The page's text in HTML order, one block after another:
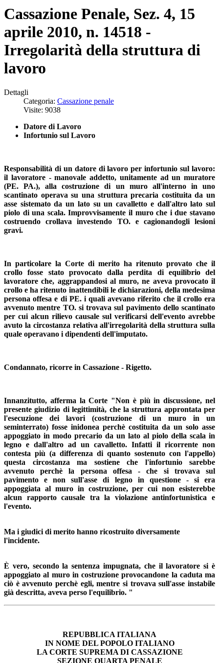
Cassazione Penale, Sez. 4, 15
aprile 2010, n. 14518 -
Irregolarità della struttura di
lavoro
Dettagli
Categoria: Cassazione penale
Visite: 9038
Datore di Lavoro
Infortunio sul Lavoro
Responsabilità di un datore di lavoro per infortunio sul lavoro:
il lavoratore - manovale addetto, unitamente ad un muratore
(PE. PA.), alla costruzione di un muro all'interno in uno
scantinato operava su una struttura precaria costituita da un
asse sistemato da un lato su un cavalletto e dall'altro lato sul
piolo di una scala. Improvvisamente il muro che i due stavano
costruendo crollava investendo TO. e cagionandogli lesioni
gravi.
In particolare la Corte di merito ha ritenuto provato che il
crollo fosse stato provocato dalla perdita di equilibrio del
lavoratore che, aggrappandosi al muro, ne aveva provocato il
crollo e ha ritenuto inattendibili le dichiarazioni, della medesima
persona offesa e di PE. i quali avevano riferito che il crollo era
avvenuto mentre TO. si trovava sul pavimento dello scantinato
per cui alcun rilievo causale sul verificarsi dell'evento avrebbe
avuto la circostanza relativa all'irregolarità della struttura sulla
quale operavano i dipendenti dell'imputato.
Condannato, ricorre in Cassazione - Rigetto.
Innanzitutto, afferma la Corte "Non è più in discussione, nel
presente giudizio di legittimità, che la struttura approntata per
l'esecuzione dei lavori (costruzione di un muro in un
seminterrato) fosse inidonea perchè costituita da un solo asse
appoggiato in modo precario da un lato al piolo della scala in
legno e dall'altro ad un cavalletto. Infatti il ricorrente non
contesta più (a differenza di quanto sostenuto con l'appello)
questa circostanza ma sostiene che l'infortunio sarebbe
avvenuto perchè la persona offesa - che si trovava sul
pavimento e non sull'asse di legno in questione - si era
appoggiata al muro in costruzione, per cui non esisterebbe
alcun rapporto causale tra la violazione antinfortunistica e
l'evento.
Ma i giudici di merito hanno ricostruito diversamente
l'incidente.
È vero, secondo la sentenza impugnata, che il lavoratore si è
appoggiato al muro in costruzione provocandone la caduta ma
ciò è avvenuto perchè egli, mentre si trovava sull'asse instabile
già descritta, aveva perso l'equilibrio. "
REPUBBLICA ITALIANA
IN NOME DEL POPOLO ITALIANO
LA CORTE SUPREMA DI CASSAZIONE
SEZIONE QUARTA PENALE